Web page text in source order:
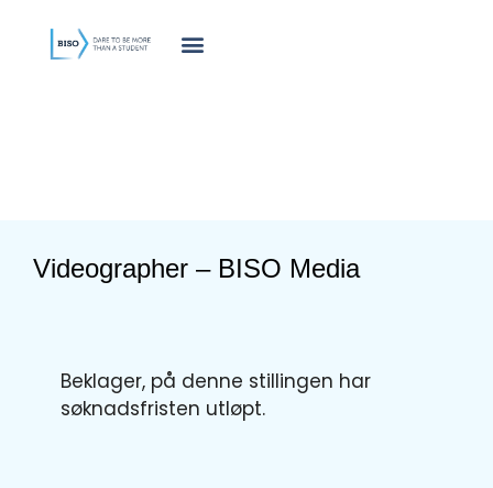
innholdet
Videographer – BISO Media
Beklager, på denne stillingen har
søknadsfristen utløpt.